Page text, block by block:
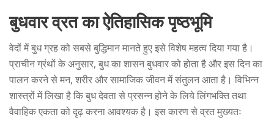
बुधवार व्रत का ऐतिहासिक पृष्ठभूमि
वेदों में बुध ग्रह को सबसे बुद्धिमान मानते हुए इसे विशेष महत्व दिया गया है।
प्राचीन ग्रंथों के अनुसार, बुध का शासन बुधवार को होता है और इस दिन का
पालन करने से मन, शरीर और सामाजिक जीवन में संतुलन आता है। विभिन्न
शास्त्रों में लिखा है कि बुध देवता से प्रसन्न होने के लिये लिंगभक्ति तथा
वैवाहिक एकता को दृढ़ करना आवश्यक है। इस कारण से व्रत मुख्यतः